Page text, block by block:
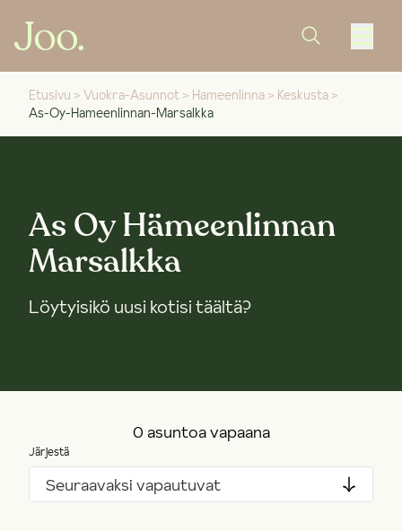
Etusivu > Vuokra-Asunnot > Hameenlinna > Keskusta >
As-Oy-Hameenlinnan-Marsalkka
As Oy Hämeenlinnan
Marsalkka
Löytyisikö uusi kotisi täältä?
0 asuntoa vapaana
Järjestä
Seuraavaksi vapautuvat